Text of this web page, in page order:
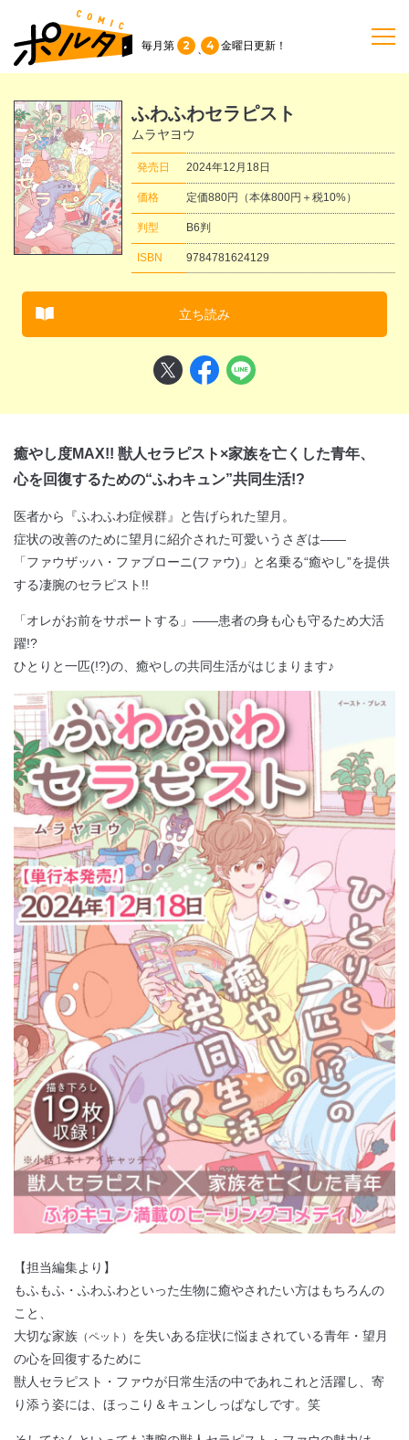
毎月第 2 4 金曜日 更新！
作品一覧
単行本
持ち込み
お問い合わせ
閉じる
ふわふわセラピスト
ムラヤヨウ
発売日 2024年12月18日
価格 定価880円（本体800円＋税10%）
判型 B6判
ISBN 9784781624129
立ち読み
癒やし度MAX!! 獣人セラピスト×家族を亡くした青年、
心を回復するための“ふわキュン”共同生活!?
医者から『ふわふわ症候群』と告げられた望月。
症状の改善のために望月に紹介された可愛いうさぎは――
「ファウザッハ・ファブローニ(ファウ)」と名乗る“癒やし”を提供
する凄腕のセラピスト!!
「オレがお前をサポートする」――患者の身も心も守るため大活
躍!?
ひとりと一匹(!?)の、癒やしの共同生活がはじまります♪
【担当編集より】
もふもふ・ふわふわといった生物に癒やされたい方はもちろんの
こと、
大切な家族 （ペット） を失いある症状に悩まされている青年・望月
の心を回復するために
獣人セラピスト・ファウが日常生活の中であれこれと活躍し、寄
り添う姿には、ほっこり＆キュンしっぱなしです。笑